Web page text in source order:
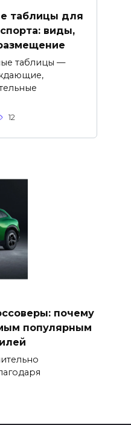
таблицы для
виды,
таблицы —
12
почему
популярным